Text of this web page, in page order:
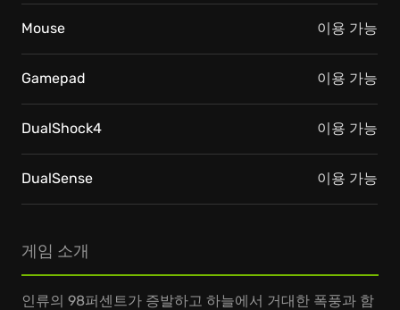
게임 소개
인류의 98퍼센트가 증발하고 하늘에서 거대한 폭풍과 함
Mouse 이용 가능
Gamepad 이용 가능
DualShock4 이용 가능
DualSense 이용 가능